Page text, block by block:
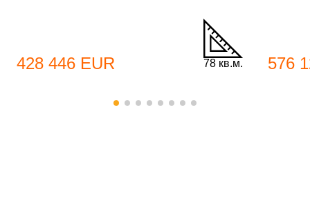
428 446 EUR 78 кв.м. 576